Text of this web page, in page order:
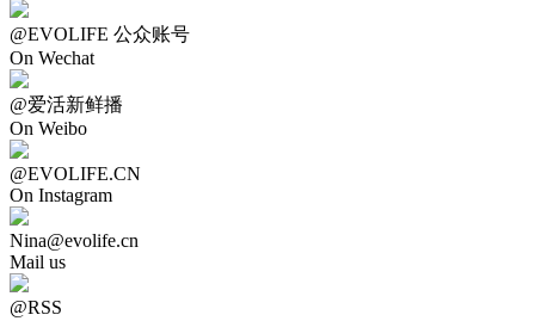
@EVOLIFE 公众账号
On Wechat
@爱活新鲜播
On Weibo
@EVOLIFE.CN
On Instagram
Nina@evolife.cn
Mail us
@RSS